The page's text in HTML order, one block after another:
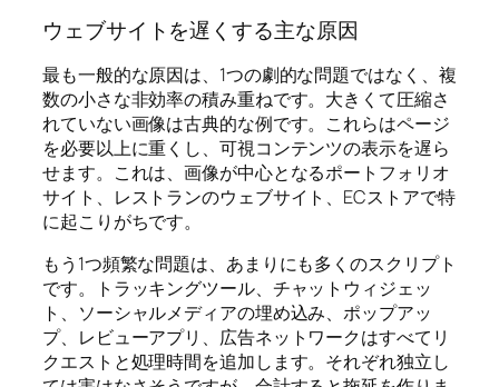
ウェブサイトを遅くする主な原因
最も一般的な原因は、1つの劇的な問題ではなく、複
数の小さな非効率の積み重ねです。大きくて圧縮さ
れていない画像は古典的な例です。これらはページ
を必要以上に重くし、可視コンテンツの表示を遅ら
せます。これは、画像が中心となるポートフォリオ
サイト、レストランのウェブサイト、ECストアで特
に起こりがちです。
もう1つ頻繁な問題は、あまりにも多くのスクリプト
です。トラッキングツール、チャットウィジェッ
ト、ソーシャルメディアの埋め込み、ポップアッ
プ、レビューアプリ、広告ネットワークはすべてリ
クエストと処理時間を追加します。それぞれ独立し